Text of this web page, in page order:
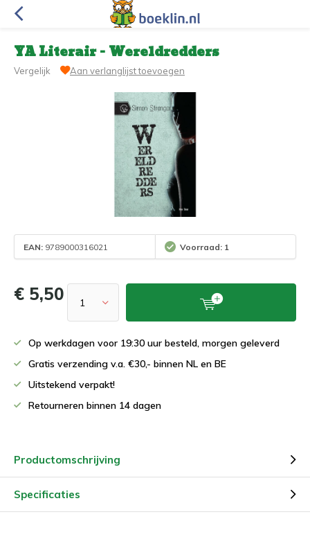
YA Literair - Wereldredders
Vergelijk Aan verlanglijst toevoegen
EAN: 9789000316021 Voorraad: 1
€ 5,50
Op werkdagen voor 19:30 uur besteld, morgen geleverd
Gratis verzending v.a. €30,- binnen NL en BE
Uitstekend verpakt!
Retourneren binnen 14 dagen
Productomschrijving
Specificaties